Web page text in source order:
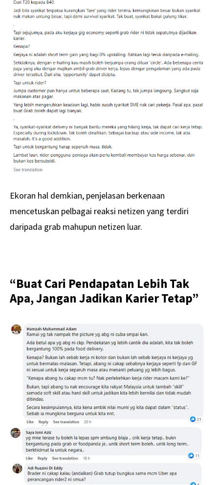
Ekoran hal demkian, penjelasan berkenaan
mencetuskan pelbagai reaksi netizen yang terdiri
daripada grab mahupun netizen luar.
“Buat Cari Pendapatan Lebih Tak
Apa, Jangan Jadikan Karier Tetap”